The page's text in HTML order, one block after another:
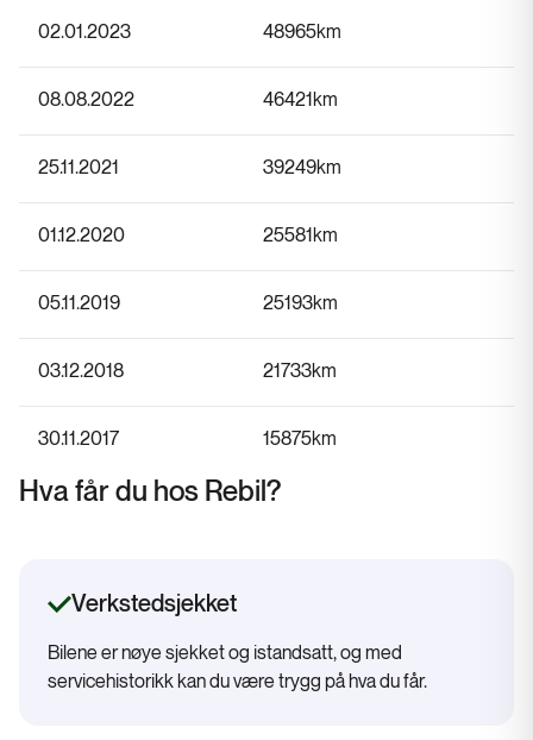
02.01.2023 48965km
08.08.2022 46421 km
25.11.2021 39249km
01.12.2020 25581 km
05.11.2019 25193km
03.12.2018 21733km
30.11.2017 15875km
Hva får du hos Rebil?
Verkstedsjekket
Bilene er nøye sjekket og istandsatt, og med
servicehistorikk kan du være trygg på hva du får.